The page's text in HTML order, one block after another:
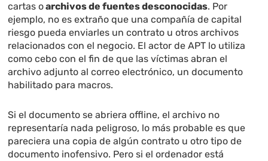
cartas oarchivos de fuentes desconocidas. Por
ejemplo, no es extraño que una compañía de capital
riesgo pueda enviarles un contrato u otros archivos
relacionados con el negocio. El actor de APT lo utiliza
como cebo con el fin de que las víctimas abran el
archivo adjunto al correo electrónico, un documento
habilitado para macros.
Si el documento se abriera offline, el archivo no
representaría nada peligroso, lo más probable es que
pareciera una copia de algún contrato u otro tipo de
documento inofensivo. Pero si el ordenador está